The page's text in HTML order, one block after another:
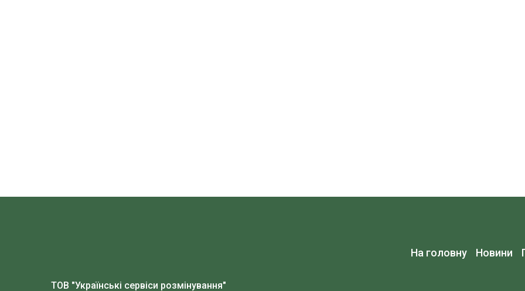
ТОВ "Українські сервіси розмінування"
На головну Новини